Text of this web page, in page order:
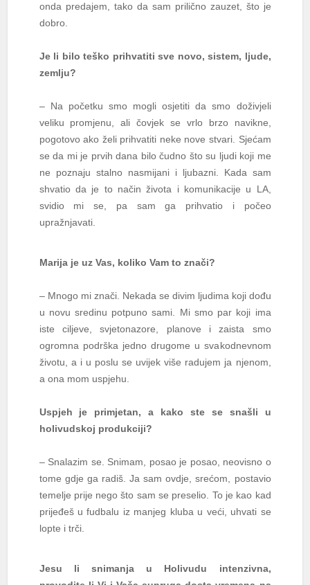
onda predajem, tako da sam prilično zauzet, što je
dobro.
Je li bilo teško prihvatiti sve novo, sistem, ljude,
zemlju?
– Na početku smo mogli osjetiti da smo doživjeli
veliku promjenu, ali čovjek se vrlo brzo navikne,
pogotovo ako želi prihvatiti neke nove stvari. Sjećam
se da mi je prvih dana bilo čudno što su ljudi koji me
ne poznaju stalno nasmijani i ljubazni. Kada sam
shvatio da je to način života i komunikacije u LA,
svidio mi se, pa sam ga prihvatio i počeo
upražnjavati.
Marija je uz Vas, koliko Vam to znači?
– Mnogo mi znači. Nekada se divim ljudima koji dođu
u novu sredinu potpuno sami. Mi smo par koji ima
iste ciljeve, svjetonazore, planove i zaista smo
ogromna podrška jedno drugome u svakodnevnom
životu, a i u poslu se uvijek više radujem ja njenom,
a ona mom uspjehu.
Uspjeh je primjetan, a kako ste se snašli u
holivudskoj produkciji?
– Snalazim se. Snimam, posao je posao, neovisno o
tome gdje ga radiš. Ja sam ovdje, srećom, postavio
temelje prije nego što sam se preselio. To je kao kad
prijeđeš u fudbalu iz manjeg kluba u veći, uhvati se
lopte i trči.
Jesu li snimanja u Holivudu intenzivna,